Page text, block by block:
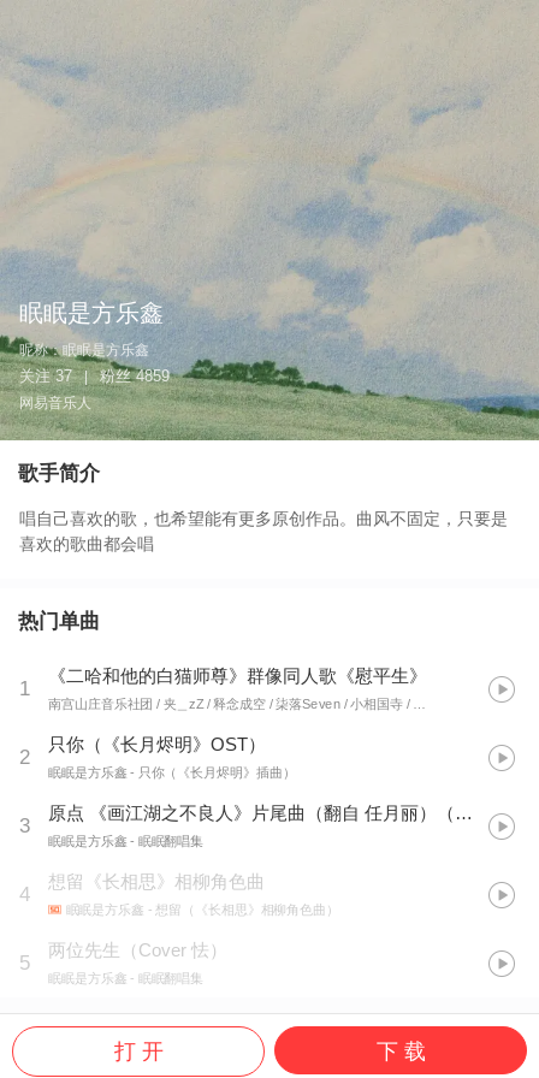
眠眠是方乐鑫
昵称：眠眠是方乐鑫
关注 37 粉丝 4859
网易音乐人
歌手简介
唱自己喜欢的歌，也希望能有更多原创作品。曲风不固定，只要是
喜欢的歌曲都会唱
热门单曲
1
《二哈和他的白猫师尊》群像同人歌《慰平生》
南宫山庄音乐社团 / 夹＿zZ / 释念成空 / 柒落Seven / 小相国寺 / 趴熊 / 眠眠是方乐鑫 / 妖卿yoky / 空城mill / 小伟 / 凤瑜 / Franky北城叔 / 奶爸白 / 青鸾司音 / 煜煊 / 纯钧Jun / 佑旻yomi / 落星无痕 / 逸宸
2
只你（《长月烬明》OST）
眠眠是方乐鑫 - 只你（《长月烬明》插曲）
3
原点 《画江湖之不良人》片尾曲（翻自 任月丽）（Cover 任月丽）
眠眠是方乐鑫 - 眠眠翻唱集
4
想留《长相思》相柳角色曲
眠眠是方乐鑫 - 想留（《长相思》相柳角色曲）
5
两位先生（Cover 怯）
眠眠是方乐鑫 - 眠眠翻唱集
打 开 下 载